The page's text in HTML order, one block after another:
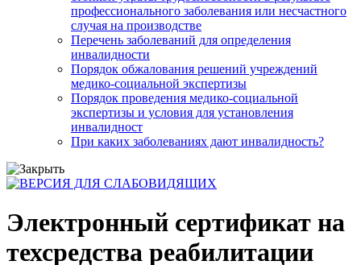
профессионального заболевания или несчастного
случая на производстве
Перечень заболеваний для определения
инвалидности
Порядок обжалования решений учреждений
медико-социальной экспертизы
Порядок проведения медико-социальной
экспертизы и условия для установления
инвалидност
При каких заболеваниях дают инвалидность?
Электронный сертификат на
техсредства реабилитации